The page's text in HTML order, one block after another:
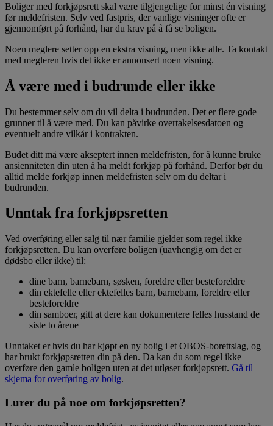
Boliger med forkjøpsrett skal være tilgjengelige for minst én visning
før meldefristen. Selv ved fastpris, der vanlige visninger ofte er
gjennomført på forhånd, har du krav på å få se boligen.
Noen meglere setter opp en ekstra visning, men ikke alle. Ta kontakt
med megleren hvis det ikke er annonsert noen visning.
Å være med i budrunde eller ikke
Du bestemmer selv om du vil delta i budrunden. Det er flere gode
grunner til å være med. Du kan påvirke overtakelsesdatoen og
eventuelt andre vilkår i kontrakten.
Budet ditt må være akseptert innen meldefristen, for å kunne bruke
ansienniteten din uten å ha meldt forkjøp på forhånd. Derfor bør du
alltid melde forkjøp innen meldefristen selv om du deltar i
budrunden.
Unntak fra forkjøpsretten
Ved overføring eller salg til nær familie gjelder som regel ikke
forkjøpsretten. Du kan overføre boligen (uavhengig om det er
dødsbo eller ikke) til:
dine barn, barnebarn, søsken, foreldre eller besteforeldre
din ektefelle eller ektefelles barn, barnebarn, foreldre eller
besteforeldre
din samboer, gitt at dere kan dokumentere felles husstand de
siste to årene
Unntaket er hvis du har kjøpt en ny bolig i et OBOS-borettslag, og
har brukt forkjøpsretten din på den. Da kan du som regel ikke
overføre den gamle boligen uten at det utløser forkjøpsrett. Gå til
skjema for overføring av bolig.
Lurer du på noe om forkjøpsretten?